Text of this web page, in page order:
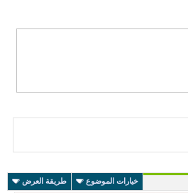
خيارات الموضوع طريقة العرض